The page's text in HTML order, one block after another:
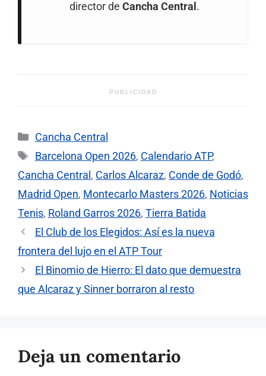
director de Cancha Central .
PUBLICIDAD
Categorías
Cancha Central
Etiquetas
Barcelona Open 2026, Calendario ATP,
Cancha Central , Carlos Alcaraz, Conde de Godó,
Madrid Open, Montecarlo Masters 2026, Noticias
Tenis, Roland Garros 2026, Tierra Batida
El Club de los Elegidos: Así es la nueva
frontera del lujo en el ATP Tour
El Binomio de Hierro: El dato que demuestra
que Alcaraz y Sinner borraron al resto
Deja un comentario